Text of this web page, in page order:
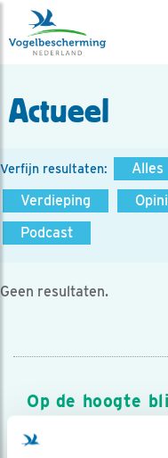
Actueel
Verfijn resultaten: Alles
Verdieping
Podcast
Geen resultaten.
Op de hoogte
Meld je aan en
over vogels en